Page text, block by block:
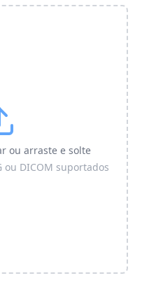
ou arraste e solte
ou DICOM suportados